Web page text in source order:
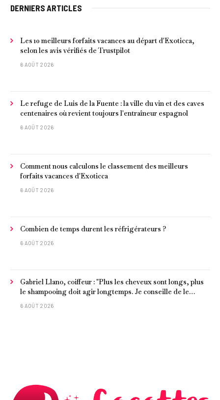
DERNIERS ARTICLES
Les 10 meilleurs forfaits vacances au départ d'Exoticca,
selon les avis vérifiés de Trustpilot
6 AOÛT 2026
Le refuge de Luis de la Fuente : la ville du vin et des caves
centenaires où revient toujours l'entraîneur espagnol
6 AOÛT 2026
Comment nous calculons le classement des meilleurs
forfaits vacances d'Exoticca
6 AOÛT 2026
Combien de temps durent les réfrigérateurs ?
6 AOÛT 2026
Gabriel Llano, coiffeur : "Plus les cheveux sont longs, plus
le shampooing doit agir longtemps. Je conseille de le
laisser entre 1 et 3 minutes."
6 AOÛT 2026